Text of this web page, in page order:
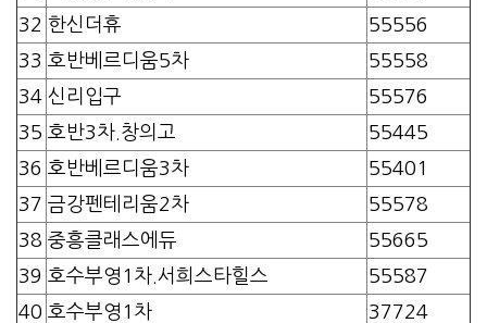
32 한신더휴
55556
33 호반베르디움5차
55558
34 신리입구
55576
35 호반3차.창의고
55445
36 호반베르디움3차
55401
37 금강펜테리움2차
55578
38 중흥클래스에듀
55665
39 호수부영1차.서희스타힐스
55587
40 호수부영1차
37724